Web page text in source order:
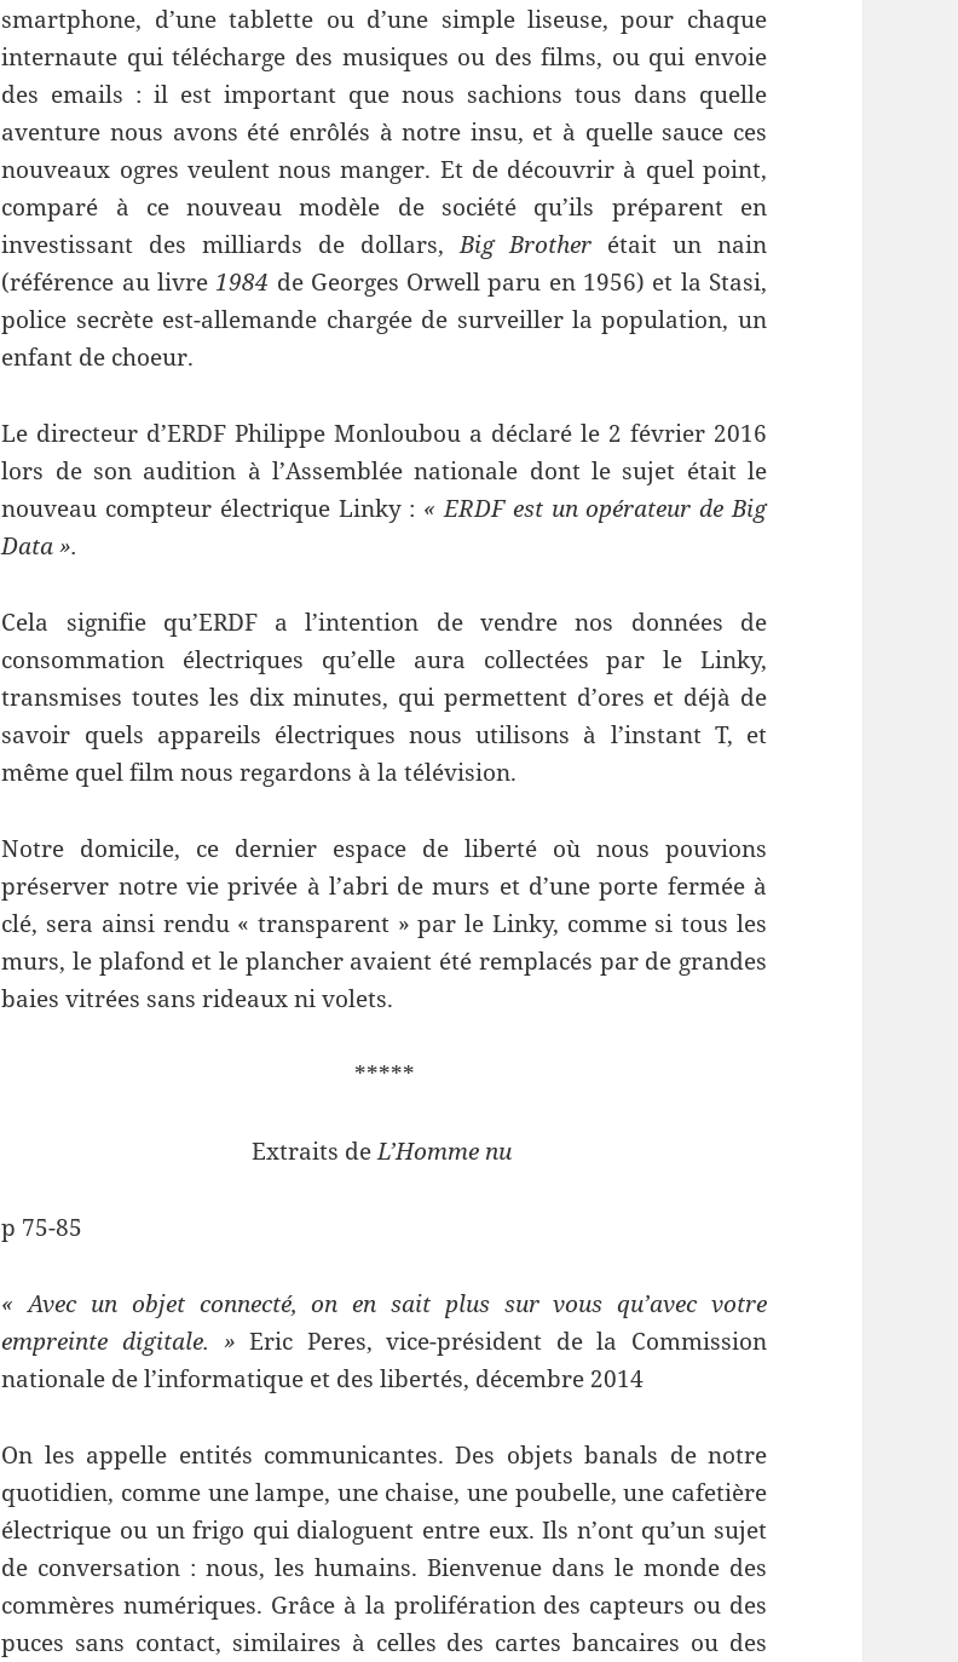
smartphone, d’une tablette ou d’une simple liseuse, pour chaque
internaute qui télécharge des musiques ou des films, ou qui envoie
des emails : il est important que nous sachions tous dans quelle
aventure nous avons été enrôlés à notre insu, et à quelle sauce ces
nouveaux ogres veulent nous manger. Et de découvrir à quel point,
comparé à ce nouveau modèle de société qu’ils préparent en
investissant des milliards de dollars,Big Brother était un nain
(référence au livre1984 de Georges Orwell paru en 1956) et la Stasi,
police secrète est-allemande chargée de surveiller la population, un
enfant de choeur.
Le directeur d’ERDF Philippe Monloubou a déclaré le 2 février 2016
lors de son audition à l’Assemblée nationale dont le sujet était le
nouveau compteur électrique Linky : « ERDF est un opérateur de Big
Data ».
Cela signifie qu’ERDF a l’intention de vendre nos données de
consommation électriques qu’elle aura collectées par le Linky,
transmises toutes les dix minutes, qui permettent d’ores et déjà de
savoir quels appareils électriques nous utilisons à l’instant T, et
même quel film nous regardons à la télévision.
Notre domicile, ce dernier espace de liberté où nous pouvions
préserver notre vie privée à l’abri de murs et d’une porte fermée à
clé, sera ainsi rendu « transparent » par le Linky, comme si tous les
murs, le plafond et le plancher avaient été remplacés par de grandes
baies vitrées sans rideaux ni volets.
*****
Extraits deL’Homme nu
p 75-85
« Avec un objet connecté, on en sait plus sur vous qu’avec votre
empreinte digitale. »Eric Peres, vice-président de la Commission
nationale de l’informatique et des libertés, décembre 2014
On les appelle entités communicantes. Des objets banals de notre
quotidien, comme une lampe, une chaise, une poubelle, une cafetière
électrique ou un frigo qui dialoguent entre eux. Ils n’ont qu’un sujet
de conversation : nous, les humains. Bienvenue dans le monde des
commères numériques. Grâce à la prolifération des capteurs ou des
puces sans contact, similaires à celles des cartes bancaires ou des